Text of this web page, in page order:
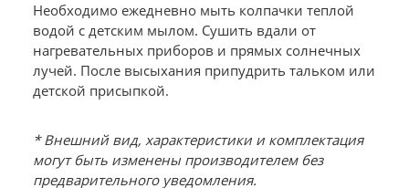
Необходимо ежедневно мыть колпачки теплой
водой с детским мылом. Сушить вдали от
нагревательных приборов и прямых солнечных
лучей. После высыхания припудрить тальком или
детской присыпкой.
* Внешний вид, характеристики и комплектация
могут быть изменены производителем без
предварительного уведомления.